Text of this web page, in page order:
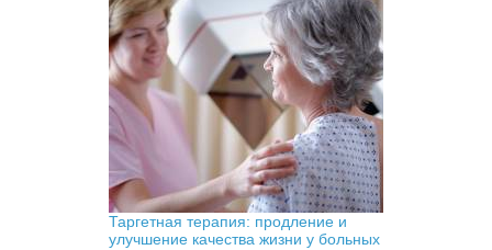
Таргетная терапия: продление и
улучшение качества жизни у больных